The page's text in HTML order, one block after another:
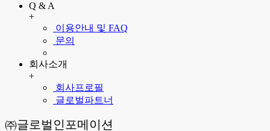
Q & A
+
이용안내 및 FAQ
문의
회사소개
+
회사프로필
글로벌파트너
㈜글로벌인포메이션